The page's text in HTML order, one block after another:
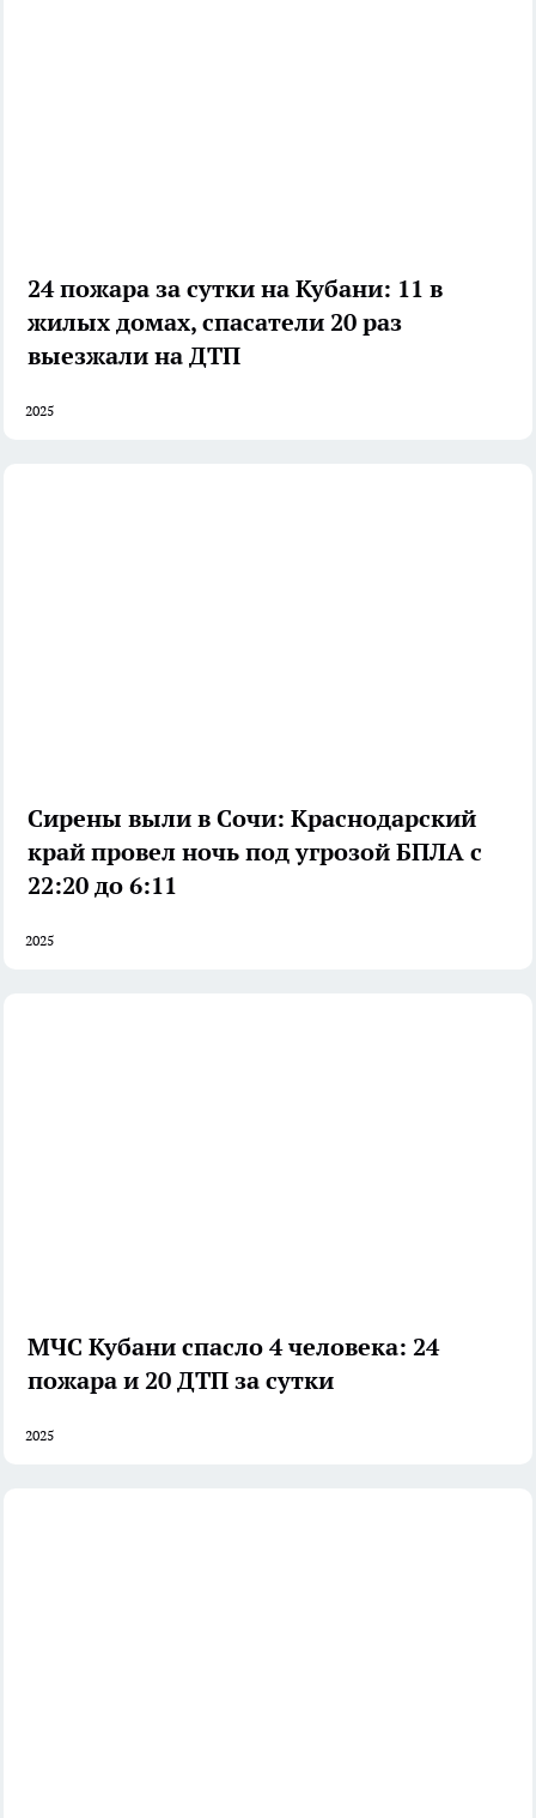
24 пожара за сутки на Кубани: 11 в
жилых домах, спасатели 20 раз
выезжали на ДТП
2025
Сирены выли в Сочи: Краснодарский
край провел ночь под угрозой БПЛА с
22:20 до 6:11
2025
МЧС Кубани спасло 4 человека: 24
пожара и 20 ДТП за сутки
2025